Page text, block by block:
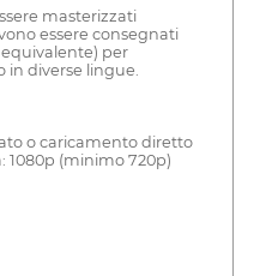
masterizzati
essere consegnati
per
diverse lingue.
o caricamento diretto
1080p (minimo 720p)